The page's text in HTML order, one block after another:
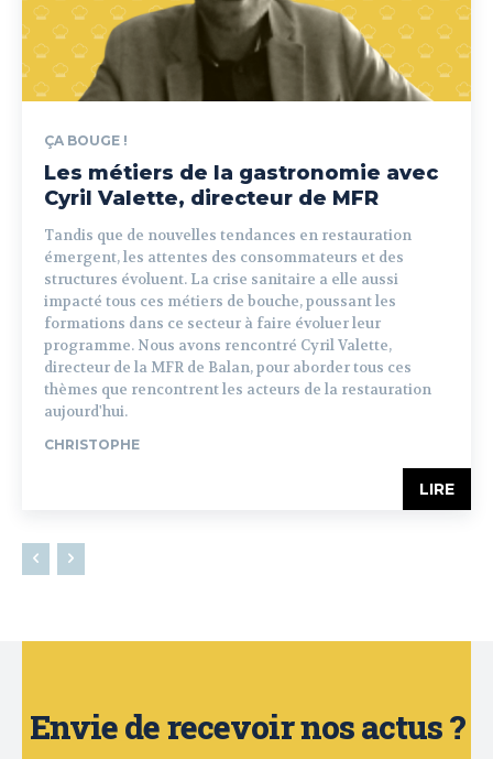
ÇA BOUGE !
Les métiers de la gastronomie avec
Cyril Valette, directeur de MFR
Tandis que de nouvelles tendances en restauration
émergent, les attentes des consommateurs et des
structures évoluent. La crise sanitaire a elle aussi
impacté tous ces métiers de bouche, poussant les
formations dans ce secteur à faire évoluer leur
programme. Nous avons rencontré Cyril Valette,
directeur de la MFR de Balan, pour aborder tous ces
thèmes que rencontrent les acteurs de la restauration
aujourd'hui.
CHRISTOPHE
LIRE
Envie de recevoir nos actus ?